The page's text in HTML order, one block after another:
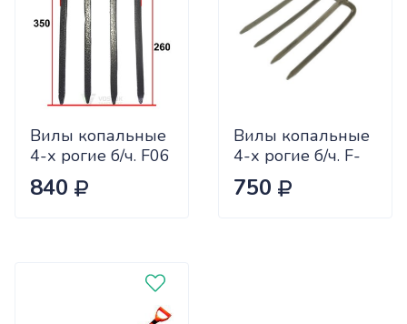
Вилы копальные
4-х рогие б/ч. F06
840
Вилы копальные
4-х рогие б/ч. F-
108 (рельсовая
сталь) кованные
750